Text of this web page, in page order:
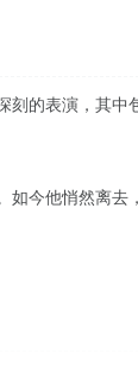
刻的表演，其中
如今他悄然离去